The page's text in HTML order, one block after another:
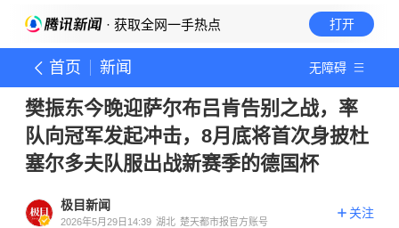
· 获取全网一手热点 打开
首页 新闻 无障碍
樊振东今晚迎萨尔布吕肯告别之战，率
队向冠军发起冲击，8月底将首次身披杜
塞尔多夫队服出战新赛季的德国杯
极目新闻
2026年5月29日14:39 湖北 楚天都市报官方账号
关注